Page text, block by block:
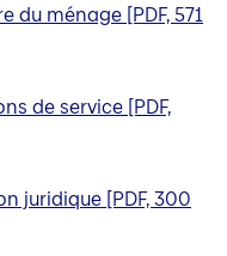
du ménage [PDF, 571
de service [PDF,
juridique [PDF, 300